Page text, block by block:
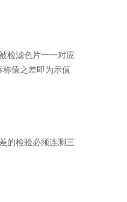
检滤色片一一对应
值之差即为示值
的检验必须连测三